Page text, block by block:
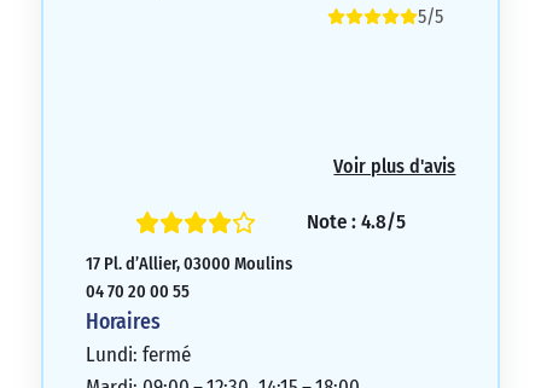
5/5
Voir plus d'avis
Note : 4.8/5
17 Pl. d’Allier, 03000 Moulins
04 70 20 00 55
Horaires
Lundi: fermé